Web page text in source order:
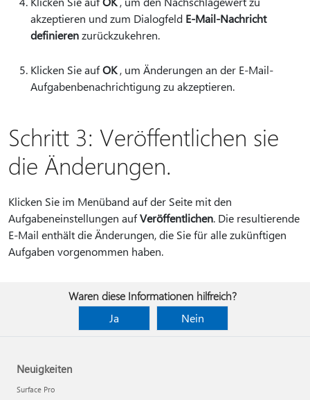
akzeptieren und zum Dialogfeld E-Mail-Nachricht
definierenzurückzukehren.
Klicken Sie aufOK, um Änderungen an der E-Mail-
Aufgabenbenachrichtigung zu akzeptieren.
Schritt 3: Veröffentlichen sie
die Änderungen.
Klicken Sie im Menüband auf der Seite mit den
Aufgabeneinstellungen aufVeröffentlichen. Die resultierende
E-Mail enthält die Änderungen, die Sie für alle zukünftigen
Aufgaben vorgenommen haben.
Waren diese Informationen hilfreich?
Ja
Nein
Neuigkeiten
Surface Pro